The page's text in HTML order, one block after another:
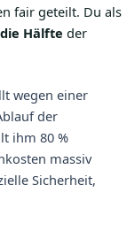
fair geteilt. Du als
Hälfte der
wegen einer
der
ihm 80 %
massiv
Sicherheit,